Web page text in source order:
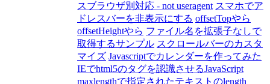
スブラウザ別対応 - not useragent スマホでア
ドレスバーを非表示にする offsetTopやら
offsetHeightやら ファイル名を拡張子なしで
取得するサンプル スクロールバーのカスタ
マイズ Javascriptでカレンダーを作ってみた
IEでhtml5のタグを認識させるJavaScript
maxlengthで指定されたテキストのlength